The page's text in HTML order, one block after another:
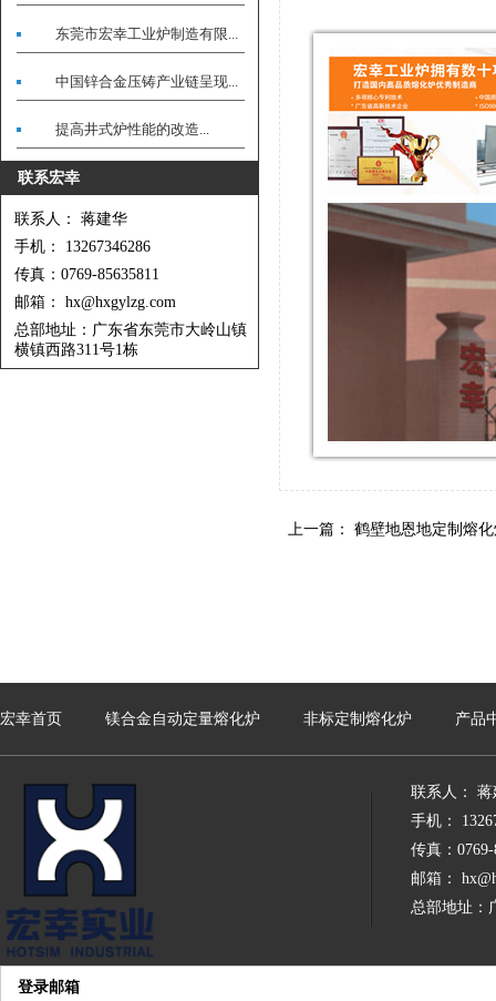
东莞市宏幸工业炉制造有限...
中国锌合金压铸产业链呈现...
提高井式炉性能的改造...
联系宏幸
联系人： 蒋建华
手机： 13267346286
传真：0769-85635811
邮箱： hx@hxgylzg.com
总部地址：广东省东莞市大岭山镇
横镇西路311号1栋
上一篇： 鹤壁地恩地定制熔
宏幸首页 镁合金自动定量熔化炉 非标定制熔化炉 产品
联系人： 蒋
手机：
传真：0769-
邮箱：
总部地址：
登录邮箱